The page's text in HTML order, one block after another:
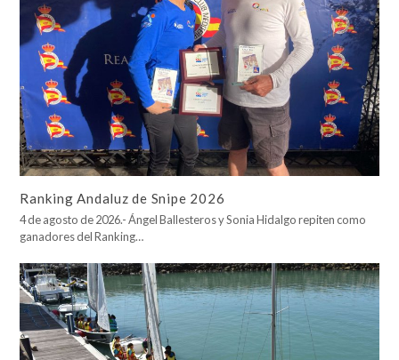
Ranking Andaluz de Snipe 2026
4 de agosto de 2026.- Ángel Ballesteros y Sonia Hidalgo repiten como
ganadores del Ranking…